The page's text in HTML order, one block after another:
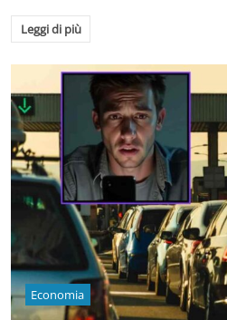
Leggi di più
Economia